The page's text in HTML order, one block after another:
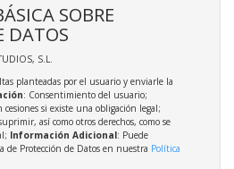
SOBRE
DATOS
S.L.
planteadas por el usuario y enviarle la
: Consentimiento del usuario;
cesiones si existe una obligación legal;
así como otros derechos, como se
Información Adicional: Puede
de Protección de Datos en nuestra Política